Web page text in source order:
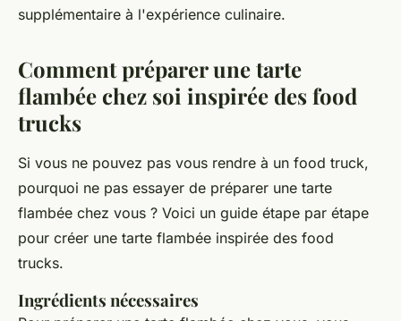
supplémentaire à l'expérience culinaire.
Comment préparer une tarte
flambée chez soi inspirée des food
trucks
Si vous ne pouvez pas vous rendre à un food truck,
pourquoi ne pas essayer de préparer une tarte
flambée chez vous ? Voici un guide étape par étape
pour créer une tarte flambée inspirée des food
trucks.
Ingrédients nécessaires